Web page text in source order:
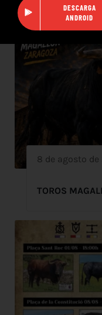
8 de agosto de
TOROS
DESCARGA
ANDROID